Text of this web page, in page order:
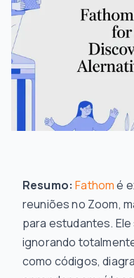
Resumo: Fathomé
reuniões no Zoom,
para estudantes.
ignorando
como códigos,